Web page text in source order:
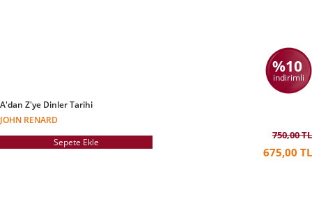
%10
indirimli
A'dan Z'ye Dinler Tarihi
JOHN RENARD
Sepete Ekle
750,00 TL
675,00 TL